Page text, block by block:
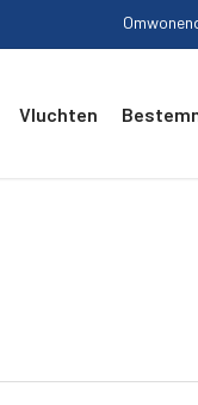
Vluchten